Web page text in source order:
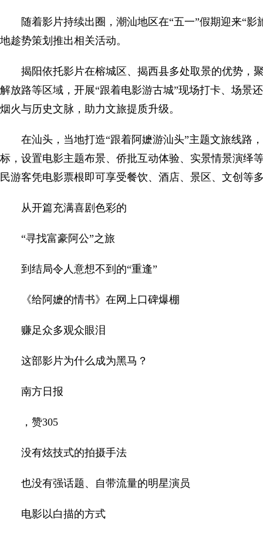
随着影片持续出圈，潮汕地区在“五一”假期迎来“
地趁势策划推出相关活动。
揭阳依托影片在榕城区、揭西县多处取景的优势，
解放路等区域，开展“跟着电影游古城”现场打卡、场景
烟火与历史文脉，助力文旅提质升级。
在汕头，当地打造“跟着阿嬷游汕头”主题文旅线路
标，设置电影主题布景、侨批互动体验、实景情景演绎
民游客凭电影票根即可享受餐饮、酒店、景区、文创等
从开篇充满喜剧色彩的
“寻找富豪阿公”之旅
到结局令人意想不到的“重逢”
《给阿嬷的情书》在网上口碑爆棚
赚足众多观众眼泪
这部影片为什么成为黑马？
南方日报
，赞305
没有炫技式的拍摄手法
也没有强话题、自带流量的明星演员
电影以白描的方式